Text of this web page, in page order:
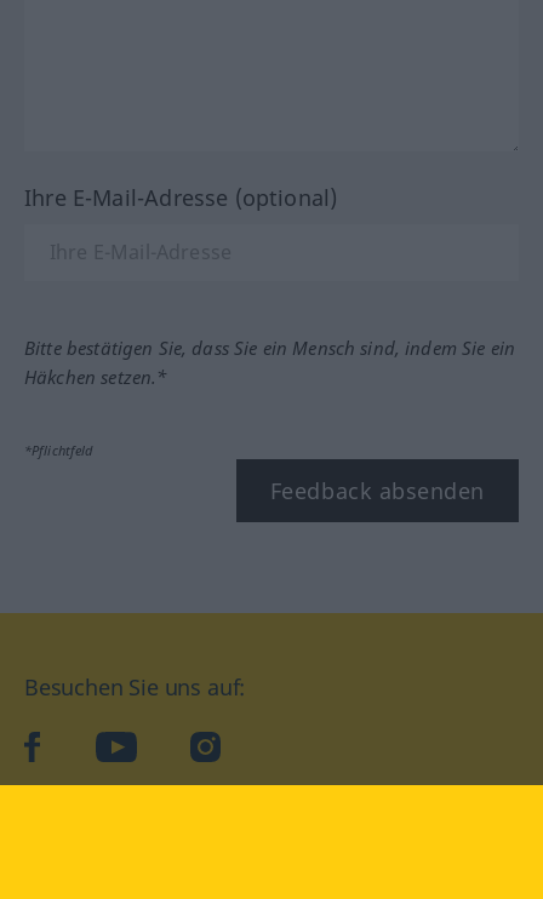
Ihre E-Mail-Adresse (optional)
Bitte bestätigen Sie, dass Sie ein Mensch sind, indem Sie ein
Häkchen setzen.*
*Pflichtfeld
Feedback absenden
Besuchen Sie uns auf:
facebookYouTube Instagram